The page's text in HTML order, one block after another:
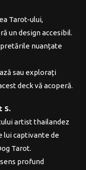
Tarot-ului,
un design accesibil.
nuanțate
sau explorați
deck vă acoperă.
S.
artist thailandez
lui captivante de
Tarot.
profund